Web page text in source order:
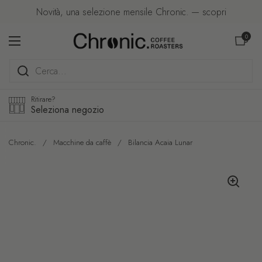
Passa ai contenutiNovità, una selezione mensile Chronic. — scopri
Apri menu
Apri
0
Ritirare?
Seleziona negozio
Chronic. / Macchine da caffè / Bilancia Acaia Lunar